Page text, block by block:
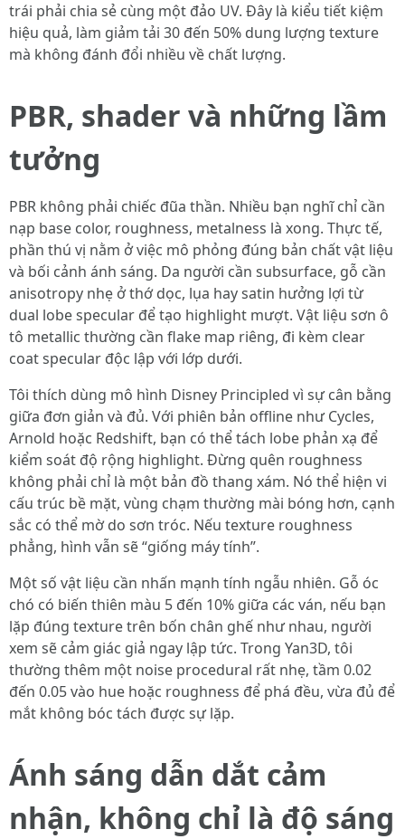
trái phải chia sẻ cùng một đảo UV. Đây là kiểu tiết kiệm
hiệu quả, làm giảm tải 30 đến 50% dung lượng texture
mà không đánh đổi nhiều về chất lượng.
PBR, shader và những lầm
tưởng
PBR không phải chiếc đũa thần. Nhiều bạn nghĩ chỉ cần
nạp base color, roughness, metalness là xong. Thực tế,
phần thú vị nằm ở việc mô phỏng đúng bản chất vật liệu
và bối cảnh ánh sáng. Da người cần subsurface, gỗ cần
anisotropy nhẹ ở thớ dọc, lụa hay satin hưởng lợi từ
dual lobe specular để tạo highlight mượt. Vật liệu sơn ô
tô metallic thường cần flake map riêng, đi kèm clear
coat specular độc lập với lớp dưới.
Tôi thích dùng mô hình Disney Principled vì sự cân bằng
giữa đơn giản và đủ. Với phiên bản offline như Cycles,
Arnold hoặc Redshift, bạn có thể tách lobe phản xạ để
kiểm soát độ rộng highlight. Đừng quên roughness
không phải chỉ là một bản đồ thang xám. Nó thể hiện vi
cấu trúc bề mặt, vùng chạm thường mài bóng hơn, cạnh
sắc có thể mờ do sơn tróc. Nếu texture roughness
phẳng, hình vẫn sẽ “giống máy tính”.
Một số vật liệu cần nhấn mạnh tính ngẫu nhiên. Gỗ óc
chó có biến thiên màu 5 đến 10% giữa các ván, nếu bạn
lặp đúng texture trên bốn chân ghế như nhau, người
xem sẽ cảm giác giả ngay lập tức. Trong Yan3D, tôi
thường thêm một noise procedural rất nhẹ, tầm 0.02
đến 0.05 vào hue hoặc roughness để phá đều, vừa đủ để
mắt không bóc tách được sự lặp.
Ánh sáng dẫn dắt cảm
nhận, không chỉ là độ sáng